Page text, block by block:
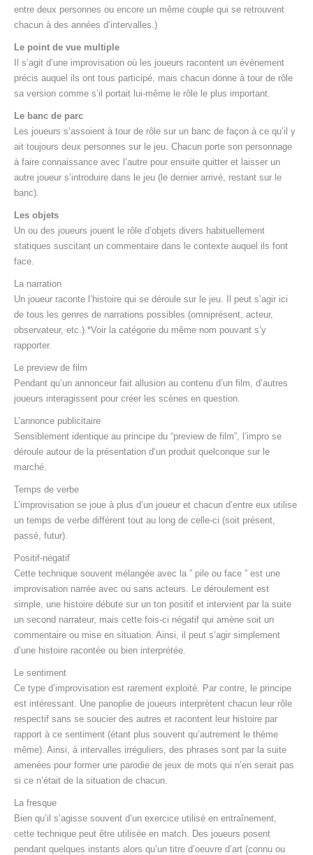
entre deux personnes ou encore un même couple qui se retrouvent
chacun à des années d’intervalles.)
Le point de vue multiple
Il s’agit d’une improvisation où les joueurs racontent un événement
précis auquel ils ont tous participé, mais chacun donne à tour de rôle
sa version comme s’il portait lui-même le rôle le plus important.
Le banc de parc
Les joueurs s’assoient à tour de rôle sur un banc de façon à ce qu’il y
ait toujours deux personnes sur le jeu. Chacun porte son personnage
à faire connaissance avec l’autre pour ensuite quitter et laisser un
autre joueur s’introduire dans le jeu (le dernier arrivé, restant sur le
banc).
Les objets
Un ou des joueurs jouent le rôle d’objets divers habituellement
statiques suscitant un commentaire dans le contexte auquel ils font
face.
La narration
Un joueur raconte l’histoire qui se déroule sur le jeu. Il peut s’agir ici
de tous les genres de narrations possibles (omniprésent, acteur,
observateur, etc.).*Voir la catégorie du même nom pouvant s’y
rapporter.
Le preview de film
Pendant qu’un annonceur fait allusion au contenu d’un film, d’autres
joueurs interagissent pour créer les scènes en question.
L’annonce publicitaire
Sensiblement identique au principe du “preview de film”, l’impro se
déroule autour de la présentation d’un produit quelconque sur le
marché.
Temps de verbe
L’improvisation se joue à plus d’un joueur et chacun d’entre eux utilise
un temps de verbe différent tout au long de celle-ci (soit présent,
passé, futur).
Positif-négatif
Cette technique souvent mélangée avec la ” pile ou face ” est une
improvisation narrée avec ou sans acteurs. Le déroulement est
simple, une histoire débute sur un ton positif et intervient par la suite
un second narrateur, mais cette fois-ci négatif qui amène soit un
commentaire ou mise en situation. Ainsi, il peut s’agir simplement
d’une histoire racontée ou bien interprétée.
Le sentiment
Ce type d’improvisation est rarement exploité. Par contre, le principe
est intéressant. Une panoplie de joueurs interprètent chacun leur rôle
respectif sans se soucier des autres et racontent leur histoire par
rapport à ce sentiment (étant plus souvent qu’autrement le thème
même). Ainsi, à intervalles irréguliers, des phrases sont par la suite
amenées pour former une parodie de jeux de mots qui n’en serait pas
si ce n’était de la situation de chacun.
La fresque
Bien qu’il s’agisse souvent d’un exercice utilisé en entraînement,
cette technique peut être utilisée en match. Des joueurs posent
pendant quelques instants alors qu’un titre d’oeuvre d’art (connu ou